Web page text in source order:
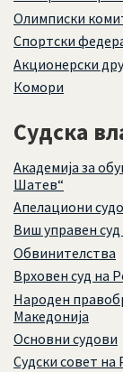
Олимписки
Спортски
Акционерски
Комори
Судска
Академија за
Шатев“
Апелациони
Виш управен
Обвинителства
Врховен суд на
Народен
Македонија
Основни судови
Судски совет на